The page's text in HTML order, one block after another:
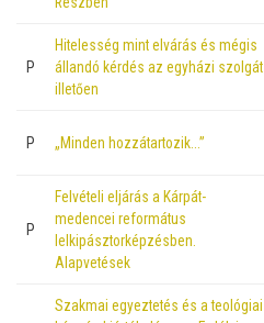
P
Hitelesség mint elvárás és mégis
állandó kérdés az egyházi szolgát
illetően
P „Minden hozzátartozik…”
P
Felvételi eljárás a Kárpát-
medencei református
lelkipásztorképzésben.
Alapvetések
Szakmai egyeztetés és a teológiai